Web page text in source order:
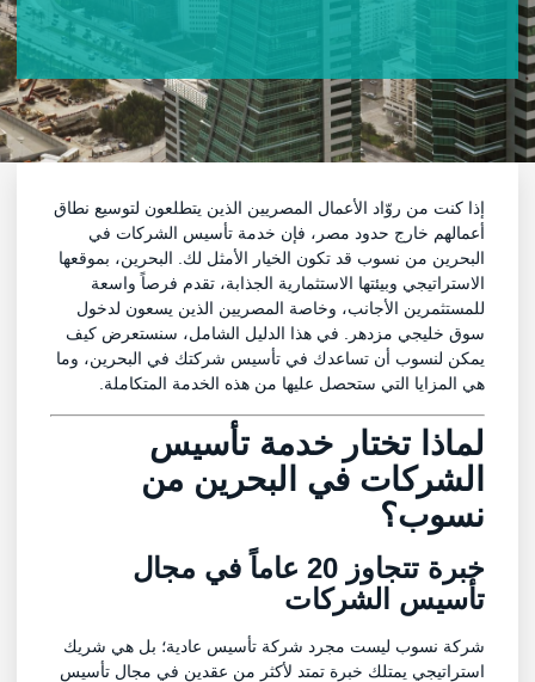
إذا كنت من روّاد الأعمال المصريين الذين يتطلعون لتوسيع نطاق
أعمالهم خارج حدود مصر، فإن خدمة تأسيس الشركات في
البحرين من نسوب قد تكون الخيار الأمثل لك. البحرين، بموقعها
الاستراتيجي وبيئتها الاستثمارية الجذابة، تقدم فرصاً واسعة
للمستثمرين الأجانب، وخاصة المصريين الذين يسعون لدخول
سوق خليجي مزدهر. في هذا الدليل الشامل، سنستعرض كيف
يمكن لنسوب أن تساعدك في تأسيس شركتك في البحرين، وما
هي المزايا التي ستحصل عليها من هذه الخدمة المتكاملة.
لماذا تختار خدمة تأسيس
الشركات في البحرين من
نسوب؟
خبرة تتجاوز 20 عاماً في مجال
تأسيس الشركات
شركة نسوب ليست مجرد شركة تأسيس عادية؛ بل هي شريك
استراتيجي يمتلك خبرة تمتد لأكثر من عقدين في مجال تأسيس